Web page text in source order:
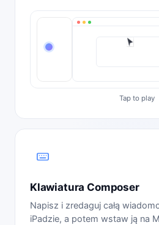
Klawiatura Composer
Napisz i zredaguj całą
iPadzie, a potem wstaw ją na